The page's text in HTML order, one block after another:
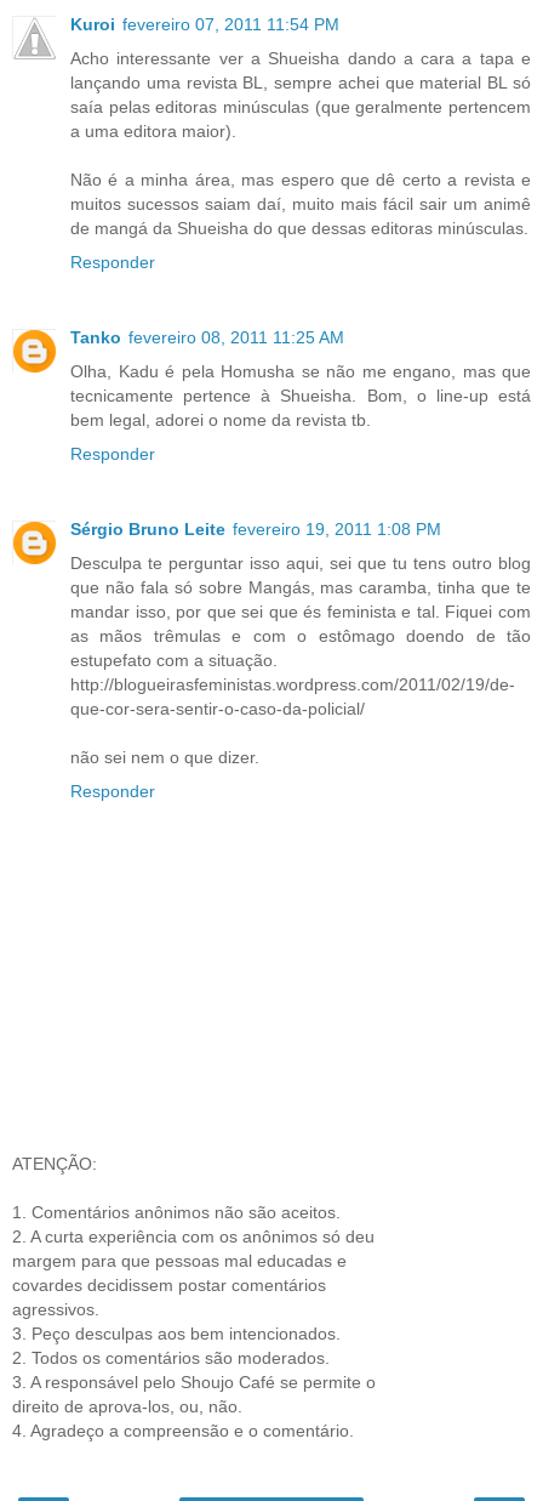
Kuroi fevereiro 07, 2011 11:54 PM
Acho interessante ver a Shueisha dando a cara a tapa e
lançando uma revista BL, sempre achei que material BL só
saía pelas editoras minúsculas (que geralmente pertencem
a uma editora maior).
Não é a minha área, mas espero que dê certo a revista e
muitos sucessos saiam daí, muito mais fácil sair um animê
de mangá da Shueisha do que dessas editoras minúsculas.
Responder
Tanko fevereiro 08, 2011 11:25 AM
Olha, Kadu é pela Homusha se não me engano, mas que
tecnicamente pertence à Shueisha. Bom, o line-up está
bem legal, adorei o nome da revista tb.
Responder
Sérgio Bruno Leite fevereiro 19, 2011 1:08 PM
Desculpa te perguntar isso aqui, sei que tu tens outro blog
que não fala só sobre Mangás, mas caramba, tinha que te
mandar isso, por que sei que és feminista e tal. Fiquei com
as mãos trêmulas e com o estômago doendo de tão
estupefato com a situação.
http://blogueirasfeministas.wordpress.com/2011/02/19/de-
que-cor-sera-sentir-o-caso-da-policial/
não sei nem o que dizer.
Responder
ATENÇÃO:
1. Comentários anônimos não são aceitos.
2. A curta experiência com os anônimos só deu
margem para que pessoas mal educadas e
covardes decidissem postar comentários
agressivos.
3. Peço desculpas aos bem intencionados.
2. Todos os comentários são moderados.
3. A responsável pelo Shoujo Café se permite o
direito de aprova-los, ou, não.
4. Agradeço a compreensão e o comentário.